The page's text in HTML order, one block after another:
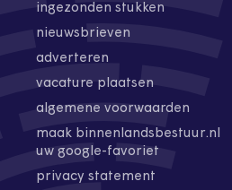
ingezonden stukken
nieuwsbrieven
adverteren
vacature plaatsen
algemene voorwaarden
maak binnenlandsbestuur.nl
uw google-favoriet
privacy statement